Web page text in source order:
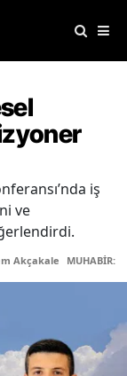
iş
ve
Akçakale MUHABİR: